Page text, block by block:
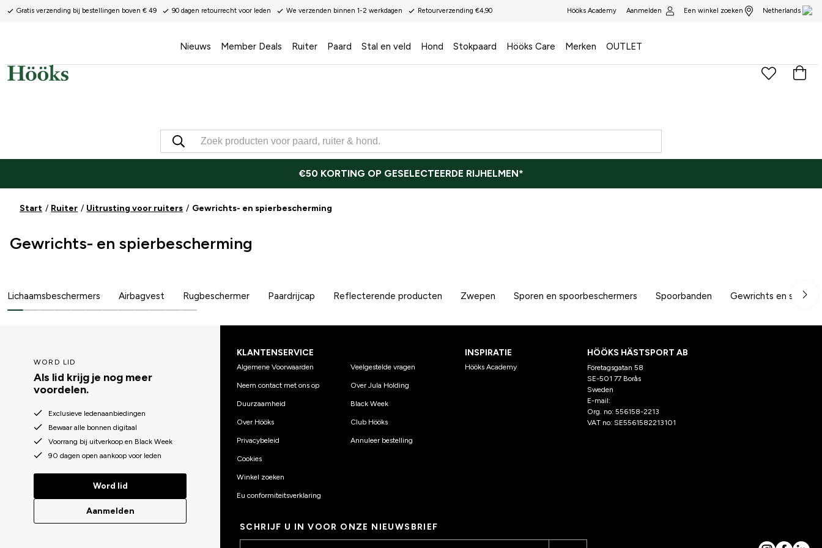
Gratis verzending bij bestellingen boven € 49 90 dagen retourrecht voor leden We verzenden binnen 1-2 werkdagen Retourverzending €4,90 Hööks Academy Aanmelden Een winkel zoeken Netherlands
Nieuws Member Deals Ruiter Paard Stal en veld Hond Stokpaard Hööks Care Merken OUTLET
€50 KORTING OP GESELECTEERDE RIJHELMEN*
Start Ruiter Uitrusting voor ruiters Gewrichts- en spierbescherming
Gewrichts- en spierbescherming
Lichaamsbeschermers Airbagvest Rugbeschermer Paardrijcap Reflecterende producten Zwepen Sporen en spoorbeschermers Spoorbanden Gewrichts en
WORD LID
Als lid krijg je nog meer
voordelen.
Exclusieve ledenaanbiedingen
Bewaar alle bonnen digitaal
Voorrang bij uitverkoop en Black Week
90 dagen open aankoop voor leden
Word lid
Aanmelden
KLANTENSERVICE
Algemene Voorwaarden
Neem contact met ons op
Duurzaamheid
Over Hööks
Privacybeleid
Cookies
Winkel zoeken
Eu conformiteitsverklaring
Veelgestelde vragen
Over Jula Holding
Black Week
Club Hööks
Annuleer bestelling
INSPIRATIE
Hööks Academy
HÖÖKS HÄSTSPORT AB
Företagsgatan 58
SE-501 77 Borås
Sweden
E-mail:
Org. no: 556158-2213
VAT no: SE5561582213101
SCHRIJF U IN VOOR ONZE NIEUWSBRIEF